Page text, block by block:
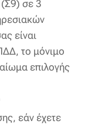
σε 3
είναι
το μόνιμο
επιλογής
εάν έχετε